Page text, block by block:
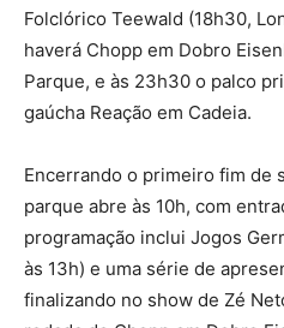
Folclórico Teewald (18h30,
haverá Chopp em Dobro
Parque, e às 23h30 o palco
gaúcha Reação em Cadeia.
Encerrando o primeiro fim de
parque abre às 10h, com
programação inclui Jogos
às 13h) e uma série de
finalizando no show de Zé